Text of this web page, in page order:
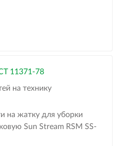
11371-78
на технику
на жатку для уборки
Sun Stream RSM SS-